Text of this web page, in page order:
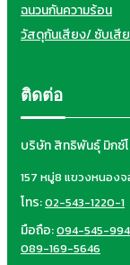
ฉนวนกันความร้อน
วัสดุกันเสียง/ ซับเสี
ติดต่อ
บริษัท สิทธิพันธุ์ มิกซ์
157 หมู่8 แขวงหนอง
โทร:02-543-1220-1
มือถือ:094-545-
089-169-5646